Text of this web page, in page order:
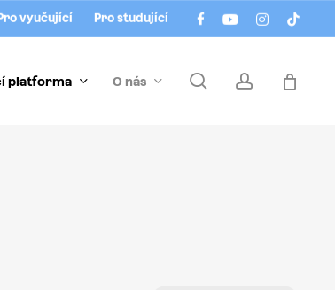
facebookyoutubeinstagram
tiktok
vyučující Pro studující
platforma O nás searchaccount
Menu